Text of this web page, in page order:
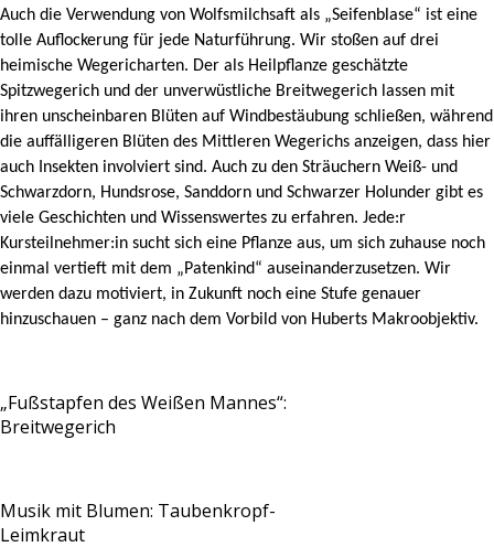
Auch die Verwendung von Wolfsmilchsaft als „Seifenblase“ ist eine
tolle Auflockerung für jede Naturführung. Wir stoßen auf drei
heimische Wegericharten. Der als Heilpflanze geschätzte
Spitzwegerich und der unverwüstliche Breitwegerich lassen mit
ihren unscheinbaren Blüten auf Windbestäubung schließen, während
die auffälligeren Blüten des Mittleren Wegerichs anzeigen, dass hier
auch Insekten involviert sind. Auch zu den Sträuchern Weiß- und
Schwarzdorn, Hundsrose, Sanddorn und Schwarzer Holunder gibt es
viele Geschichten und Wissenswertes zu erfahren. Jede:r
Kursteilnehmer:in sucht sich eine Pflanze aus, um sich zuhause noch
einmal vertieft mit dem „Patenkind“ auseinanderzusetzen. Wir
werden dazu motiviert, in Zukunft noch eine Stufe genauer
hinzuschauen – ganz nach dem Vorbild von Huberts Makroobjektiv.
„Fußstapfen des Weißen Mannes“:
Breitwegerich
Musik mit Blumen: Taubenkropf-
Leimkraut